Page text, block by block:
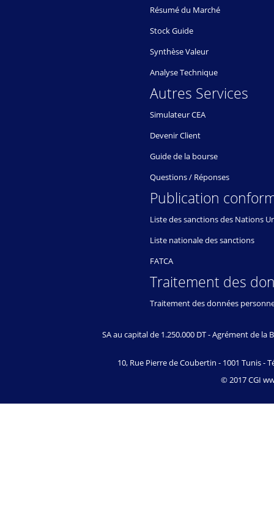
Résumé du Marché
Stock Guide
Synthèse Valeur
Analyse Technique
Autres Services
Simulateur CEA
Devenir Client
Guide de la bourse
Questions / Réponses
Publication
Liste des sanctions des Nations
Liste nationale des sanctions
FATCA
Traitement des
Traitement des données
SA au capital de 1.250.000 DT - Agrément de la
10, Rue Pierre de Coubertin - 1001 Tunis -
© 2017 CGI